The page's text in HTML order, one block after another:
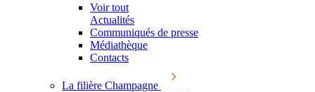
Voir tout
Actualités
Communiqués de presse
Médiathèque
Contacts
La filière Champagne